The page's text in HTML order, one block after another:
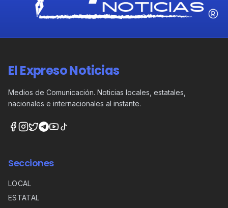
El Expreso Noticias
Medios de Comunicación. Noticias locales, estatales,
nacionales e internacionales al instante.
Secciones
LOCAL
ESTATAL